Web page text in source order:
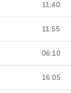
11:40
11:55
06:10
16:05